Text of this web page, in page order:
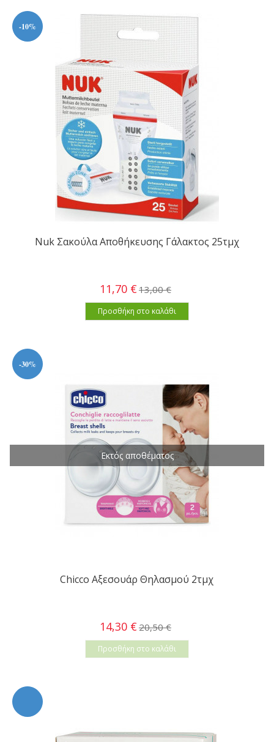
-10%
Nuk Σακούλα Αποθήκευσης Γάλακτος 25τμχ
11,70 € 13,00 €
Προσθήκη στο καλάθι
-30%
Εκτός αποθέματος
Chicco Αξεσουάρ Θηλασμού 2τμχ
14,30 € 20,50 €
Προσθήκη στο καλάθι